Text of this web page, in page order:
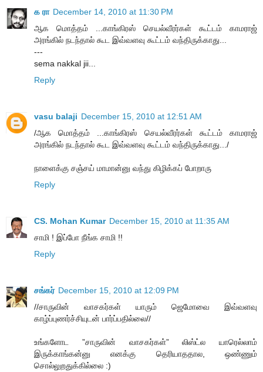
க ரா December 14, 2010 at 11:30 PM
ஆக மொத்தம் ...காங்கிரஸ் செயல்வீரர்கள் கூட்டம் காமராஜ்
அரங்கில் நடந்தால் கூட இவ்வளவு கூட்டம் வந்திருக்காது...
---
sema nakkal jii...
Reply
vasu balaji December 15, 2010 at 12:51 AM
/ஆக மொத்தம் ...காங்கிரஸ் செயல்வீரர்கள் கூட்டம் காமராஜ்
அரங்கில் நடந்தால் கூட இவ்வளவு கூட்டம் வந்திருக்காது.../
நாளைக்கு சஞ்சய் மாமான்னு வந்து கிழிக்கப் போறாரு
Reply
CS. Mohan Kumar December 15, 2010 at 11:35 AM
சாமி ! இப்போ நீங்க சாமி !!
Reply
சங்கர் December 15, 2010 at 12:09 PM
//சாருவின் வாசகர்கள் யாரும் ஜெமோவை இவ்வளவு
காழ்ப்புணர்ச்சியுடன் பார்ப்பதில்லை//
உங்களோட ”சாருவின் வாசகர்கள்” லிஸ்ட்ல யாரெல்லாம்
இருக்காங்கன்னு எனக்கு தெரியாததால, ஒண்ணும்
சொல்லுறதுக்கில்லை :)